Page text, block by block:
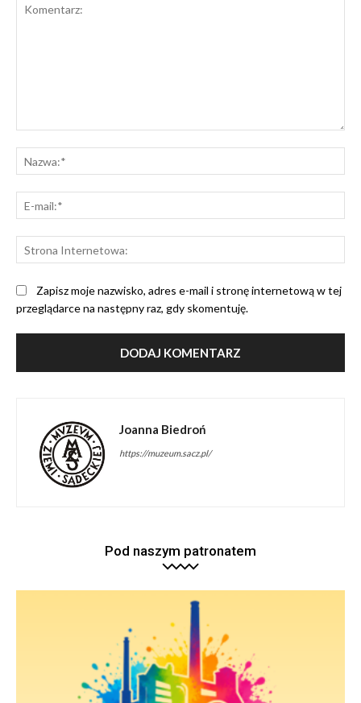
Zapisz moje nazwisko, adres e-mail i stronę internetową w tej
przeglądarce na następny raz, gdy skomentuję.
Joanna Biedroń
https://muzeum.sacz.pl/
Pod naszym patronatem